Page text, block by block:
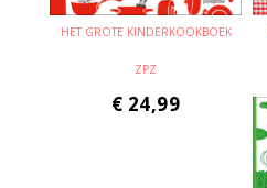
HET GROTE KINDERKOOKBOEK
ZPZ
€ 24,99